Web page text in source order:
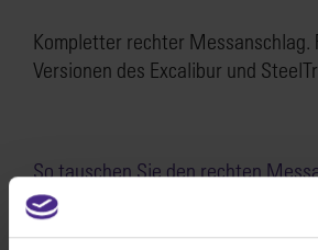
Kompletter rechter Messanschlag.
Versionen des Excalibur und
So tauschen Sie den rechten
Excalibur und SteelTrak aus >